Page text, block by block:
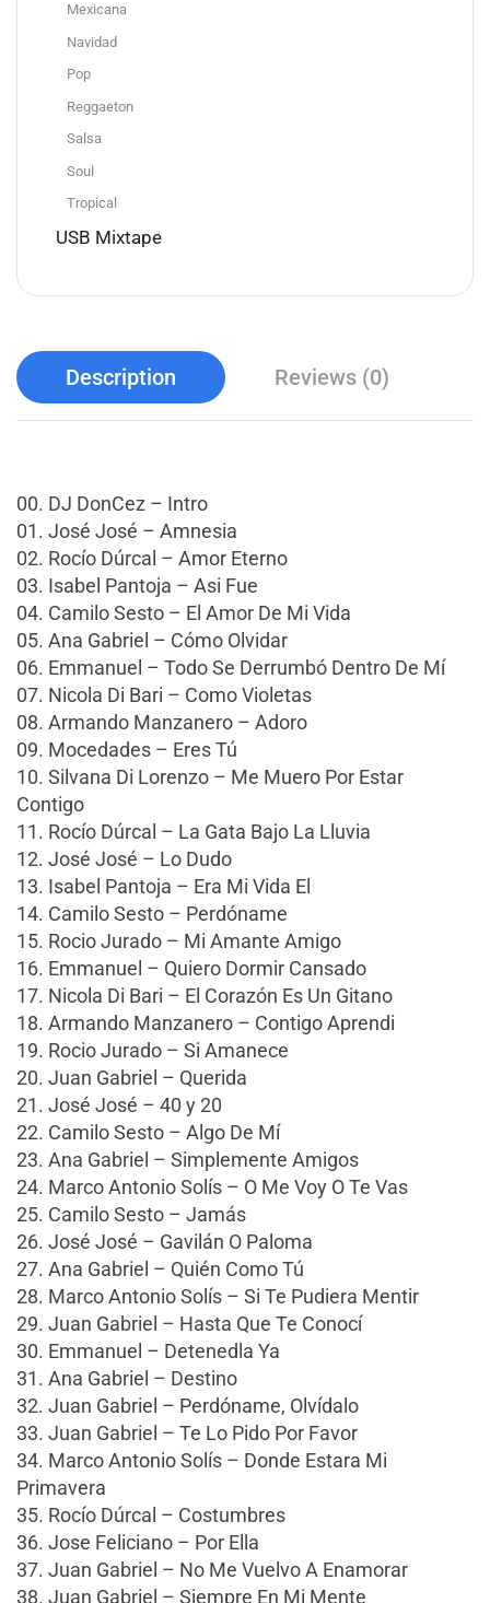
Mexicana
Navidad
Pop
Reggaeton
Salsa
Soul
Tropical
USB Mixtape
Description Reviews (0)
00. DJ DonCez – Intro
01. José José – Amnesia
02. Rocío Dúrcal – Amor Eterno
03. Isabel Pantoja – Asi Fue
04. Camilo Sesto – El Amor De Mi Vida
05. Ana Gabriel – Cómo Olvidar
06. Emmanuel – Todo Se Derrumbó Dentro De Mí
07. Nicola Di Bari – Como Violetas
08. Armando Manzanero – Adoro
09. Mocedades – Eres Tú
10. Silvana Di Lorenzo – Me Muero Por Estar
Contigo
11. Rocío Dúrcal – La Gata Bajo La Lluvia
12. José José – Lo Dudo
13. Isabel Pantoja – Era Mi Vida El
14. Camilo Sesto – Perdóname
15. Rocio Jurado – Mi Amante Amigo
16. Emmanuel – Quiero Dormir Cansado
17. Nicola Di Bari – El Corazón Es Un Gitano
18. Armando Manzanero – Contigo Aprendi
19. Rocio Jurado – Si Amanece
20. Juan Gabriel – Querida
21. José José – 40 y 20
22. Camilo Sesto – Algo De Mí
23. Ana Gabriel – Simplemente Amigos
24. Marco Antonio Solís – O Me Voy O Te Vas
25. Camilo Sesto – Jamás
26. José José – Gavilán O Paloma
27. Ana Gabriel – Quién Como Tú
28. Marco Antonio Solís – Si Te Pudiera Mentir
29. Juan Gabriel – Hasta Que Te Conocí
30. Emmanuel – Detenedla Ya
31. Ana Gabriel – Destino
32. Juan Gabriel – Perdóname, Olvídalo
33. Juan Gabriel – Te Lo Pido Por Favor
34. Marco Antonio Solís – Donde Estara Mi
Primavera
35. Rocío Dúrcal – Costumbres
36. Jose Feliciano – Por Ella
37. Juan Gabriel – No Me Vuelvo A Enamorar
38. Juan Gabriel – Siempre En Mi Mente